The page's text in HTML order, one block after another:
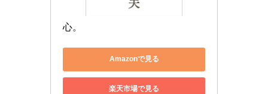
心。
Amazonで見る
楽天市場で見る